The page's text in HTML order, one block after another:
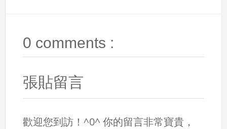
0 comments :
張貼留言
歡迎您到訪！^0^ 你的留言非常寶貴，